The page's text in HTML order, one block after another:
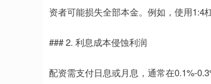
资者可能损失全部本金。例如，使用1:4
### 2. 利息成本侵蚀利润
配资需支付日息或月息，通常在0.1%-